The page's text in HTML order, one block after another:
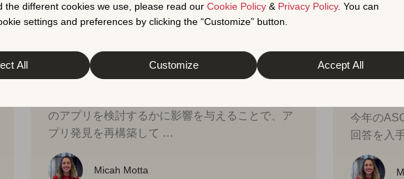
the different cookies we use, please read our Cookie Policy & Privacy Policy. You can
settings and preferences by clicking the “Customize” button.
All Customize Accept All
アプリマーケティング戦略
2026年2月18日
AI検索とLLMがアプリの発見可
能性に新たな時代をもたらす
のアプリを検討するかに影響を与えることで、ア
プリ発見を再構築して …
Micah Motta
ASO
なた
今年の
回答を入